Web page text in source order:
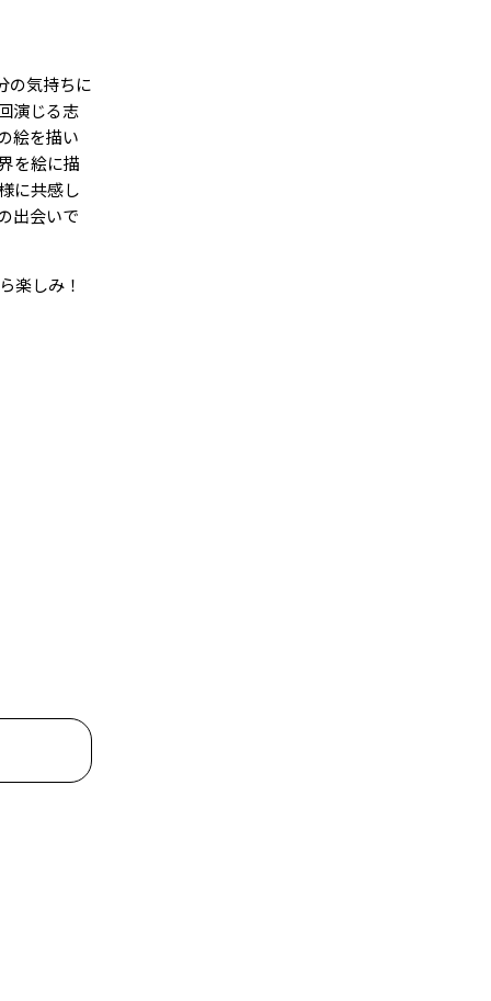
の気持ちに
演じる志
絵を描い
を絵に描
に共感し
出会いで
楽しみ！